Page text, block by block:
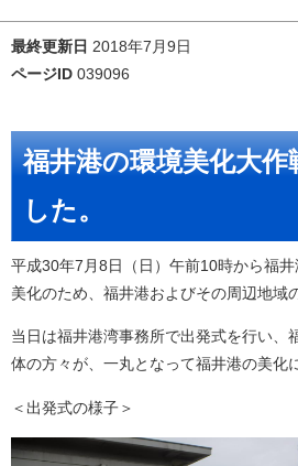
最終更新日 2018年7月9日
ページID 039096
福井港の環境美化大
した。
平成30年7月8日（日）午前10時から福
美化のため、福井港およびその周辺地域
当日は福井港湾事務所で出発式を行い、
体の方々が、一丸となって福井港の美化
＜出発式の様子＞